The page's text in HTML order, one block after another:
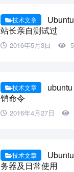
技术文章
站长亲自测试过
2016年5月3日
技术文章
销命令
2016年4月27日
技术文章
务器及日常使用